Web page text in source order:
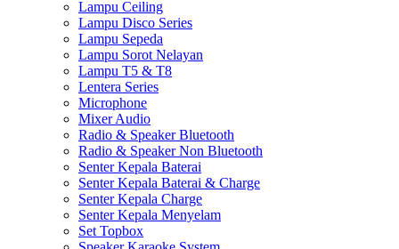
Lampu Ceiling
Lampu Disco Series
Lampu Sepeda
Lampu Sorot Nelayan
Lampu T5 & T8
Lentera Series
Microphone
Mixer Audio
Radio & Speaker Bluetooth
Radio & Speaker Non Bluetooth
Senter Kepala Baterai
Senter Kepala Baterai & Charge
Senter Kepala Charge
Senter Kepala Menyelam
Set Topbox